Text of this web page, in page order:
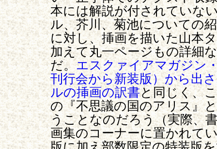
本には解説が付されていな
ル、芥川、菊池についての
に対し、挿画を描いた山本
加えて丸一ページもの詳細
だ。エスクァイアマガジン
刊行会から新装版）から出
ルの挿画の訳書と同じく、
の『不思議の国のアリス』
うことなのだろう（実際、
画集のコーナーに置かれて